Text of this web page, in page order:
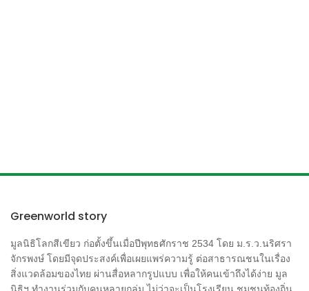
Greenworld story
มูลนิธิโลกสีเขียว ก่อตั้งขึ้นเมื่อปีพุทธศักราช 2534 โดย ม.ร.ว.นริศรา
จักรพงษ์ โดยมีจุดประสงค์เพื่อเผยแพร่ความรู้ ต่อสาธารณชนในเรื่อง
สิ่งแวดล้อมของไทย ผ่านสื่อหลากรูปแบบ เพื่อให้คนเข้าถึงได้ง่าย มูล
นิธิฯ ทำงานร่วมกับคนหลายกลุ่ม ไม่ว่าจะเป็นโรงเรียน ชุมชนท้องถิ่น